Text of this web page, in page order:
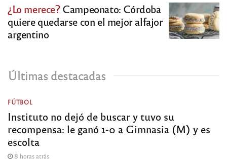
¿Lo merece?Campeonato: Córdoba
quiere quedarse con el mejor alfajor
argentino
Últimas destacadas
FÚTBOL
Instituto no dejó de buscar y tuvo su
recompensa: le ganó 1-0 a Gimnasia (M) y es
escolta
8 horas atrás